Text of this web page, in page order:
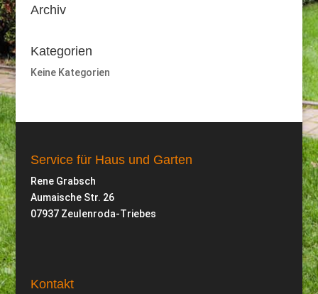
Archiv
Kategorien
Keine Kategorien
Service für Haus und Garten
Rene Grabsch
Aumaische Str. 26
07937 Zeulenroda-Triebes
Kontakt